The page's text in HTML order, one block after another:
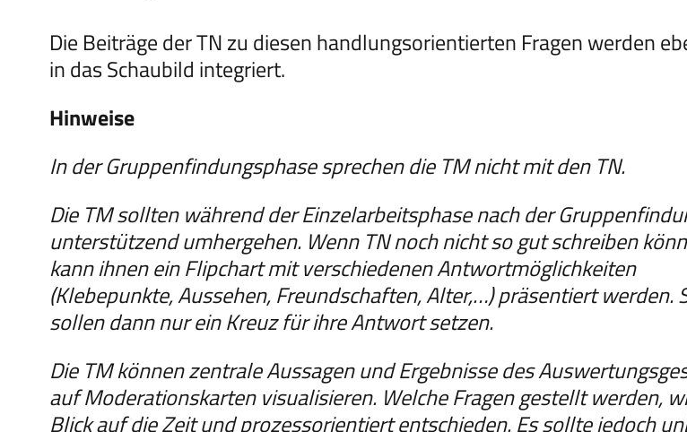
Die Beiträge der TN zu diesen handlungsorientierten Fragen werden
in das Schaubild integriert.
Hinweise
In der Gruppenfindungsphase sprechen die TM nicht mit den TN.
Die TM sollten während der Einzelarbeitsphase nach der
unterstützend umhergehen. Wenn TN noch nicht so gut schreiben
kann ihnen ein Flipchart mit verschiedenen Antwortmöglichkeiten
(Klebepunkte, Aussehen, Freundschaften, Alter,…) präsentiert werden.
sollen dann nur ein Kreuz für ihre Antwort setzen.
Die TM können zentrale Aussagen und Ergebnisse des
auf Moderationskarten visualisieren. Welche Fragen gestellt werden,
Blick auf die Zeit und prozessorientiert entschieden. Es sollte jedoch